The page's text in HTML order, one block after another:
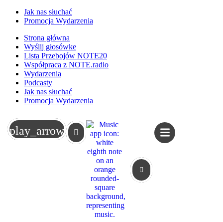
Jak nas słuchać
Promocja Wydarzenia
Strona główna
Wyślij głosówke
Lista Przebojów NOTE20
Współpraca z NOTE.radio
Wydarzenia
Podcasty
Jak nas słuchać
Promocja Wydarzenia
play_arrow